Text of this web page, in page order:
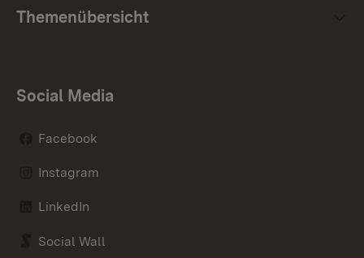
Themenübersicht
Social Media
Facebook
Instagram
LinkedIn
Social Wall